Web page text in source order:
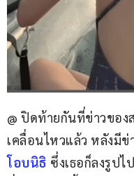
@ ปิดท้ายกันที่ข่าวของ
เคลื่อนไหวแล้ว หลังมีข่
โอบนิธิ ซึ่งเธอก็ลงรูป